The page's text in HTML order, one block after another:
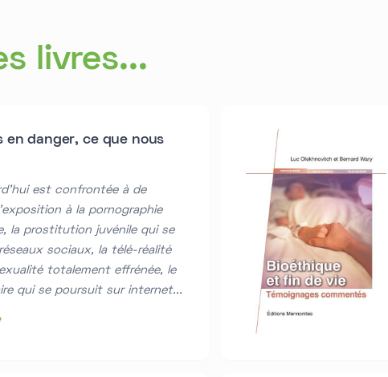
livres...
en danger, ce que nous
est confrontée à de
à la pornographie
la prostitution juvénile qui se
sociaux, la télé-réalité
totalement effrénée, le
qui se poursuit sur internet...